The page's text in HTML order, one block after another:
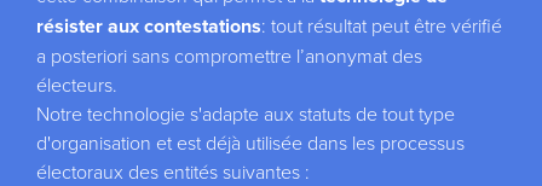
résister aux contestations: tout résultat peut être vérifié
a posteriori sans compromettre l’anonymat des
électeurs.
Notre technologie s'adapte aux statuts de tout type
d'organisation et est déjà utilisée dans les processus
électoraux des entités suivantes :